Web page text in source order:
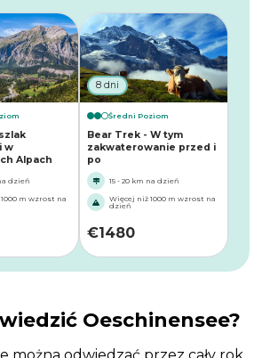
w
Alpach
dzień
m wzrost na
8 dni
Średni Poziom
Bear Trek - W tym
zakwaterowanie przed i
po
15 - 20 km na dzień
Więcej niż 1000 m wzrost na
dzień
€1480
Oeschinensee?